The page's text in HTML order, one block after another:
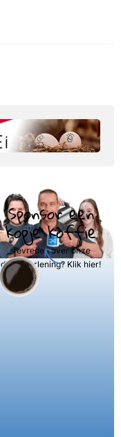
Sponsor een
kopje koffie
Tevreden over onze
dienstverlening? Klik hier!